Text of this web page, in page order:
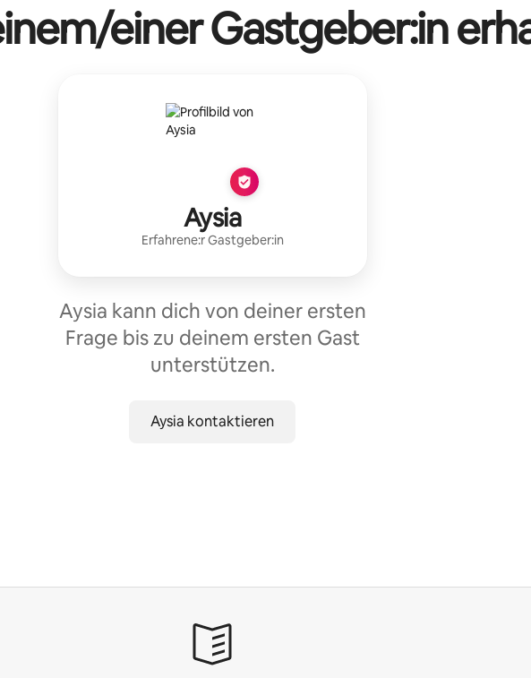
einer Gastgeber:in
Aysia
Erfahrene:r Gastgeber:in
Aysia kann dich von deiner ersten
Frage bis zu deinem ersten Gast
unterstützen.
Aysia kontaktieren